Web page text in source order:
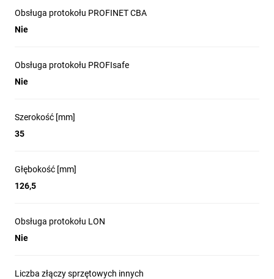
Obsługa protokołu PROFINET CBA
Nie
Obsługa protokołu PROFIsafe
Nie
Szerokość [mm]
35
Głębokość [mm]
126,5
Obsługa protokołu LON
Nie
Liczba złączy sprzętowych innych